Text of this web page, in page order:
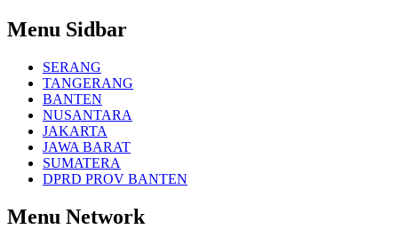
Menu Sidbar
SERANG
TANGERANG
BANTEN
NUSANTARA
JAKARTA
JAWA BARAT
SUMATERA
DPRD PROV BANTEN
Menu Network